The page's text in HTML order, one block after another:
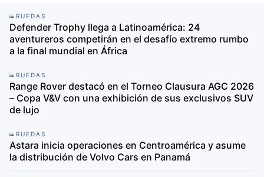
RUEDAS
Defender Trophy llega a Latinoamérica: 24
aventureros competirán en el desafío extremo rumbo
a la final mundial en África
RUEDAS
Range Rover destacó en el Torneo Clausura AGC 2026
– Copa V&V con una exhibición de sus exclusivos SUV
de lujo
RUEDAS
Astara inicia operaciones en Centroamérica y asume
la distribución de Volvo Cars en Panamá